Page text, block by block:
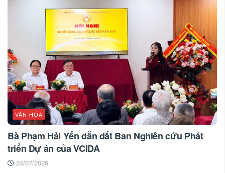
VĂN HÓA
Bà Phạm Hải Yến dẫn dắt Ban Nghiên cứu Phát
triển Dự án của VCIDA
24/07/2026